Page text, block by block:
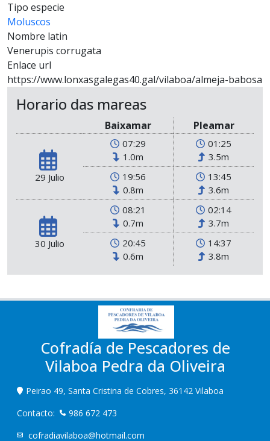
Tipo especie
Moluscos
Nombre latin
Venerupis corrugata
Enlace url
https://www.lonxasgalegas40.gal/vilaboa/almeja-babosa
Horario das mareas
Baixamar Pleamar
29 Julio
07:29
1.0m
01:25
3.5m
19:56
0.8m
13:45
3.6m
30 Julio
08:21
0.7m
02:14
3.7m
20:45
0.6m
14:37
3.8m
Cofradía de Pescadores de
Vilaboa Pedra da Oliveira
Peirao 49, Santa Cristina de Cobres, 36142 Vilaboa
Contacto:
986 672 473
cofradiavilaboa@hotmail.com